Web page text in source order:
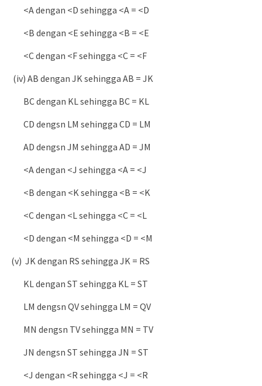
<A dengan <D sehingga <A = <D
<B dengan <E sehingga <B = <E
<C dengan <F sehingga <C = <F
(iv) AB dengan JK sehingga AB = JK
BC dengan KL sehingga BC = KL
CD dengsn LM sehingga CD = LM
AD dengsn JM sehingga AD = JM
<A dengan <J sehingga <A = <J
<B dengan <K sehingga <B = <K
<C dengan <L sehingga <C = <L
<D dengan <M sehingga <D = <M
(v) JK dengan RS sehingga JK = RS
KL dengan ST sehingga KL = ST
LM dengsn QV sehingga LM = QV
MN dengsn TV sehingga MN = TV
JN dengsn ST sehingga JN = ST
<J dengan <R sehingga <J = <R